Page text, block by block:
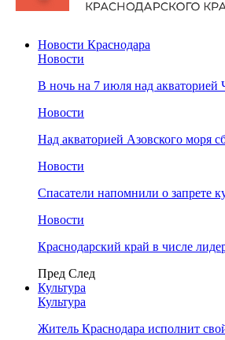
Новости Краснодара
Новости
В ночь на 7 июля над
Новости
Над акваторией Азовского
Новости
Спасатели напомнили о запрете
Новости
Краснодарский край в числе
Пред След
Культура
Культура
Житель Краснодара исполнит